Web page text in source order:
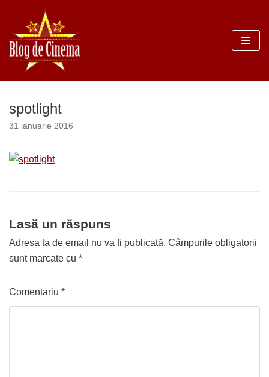
Sari
la
conținut
spotlight
31 ianuarie 2016
Lasă un răspuns
Adresa ta de email nu va fi publicată. Câmpurile obligatorii
sunt marcate cu *
Comentariu *